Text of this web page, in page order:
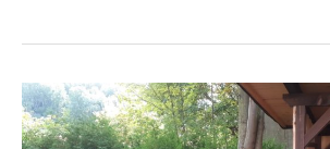
Aufbau
der
Transmission